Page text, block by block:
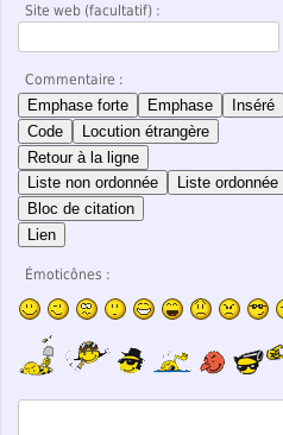
Site web (facultatif) :
Commentaire :
Emphase forte Emphase Inséré
Code
Locution étrangère
Retour à la ligne
Liste non ordonnée
Liste ordonnée
Bloc de citation
Lien
Émoticônes :